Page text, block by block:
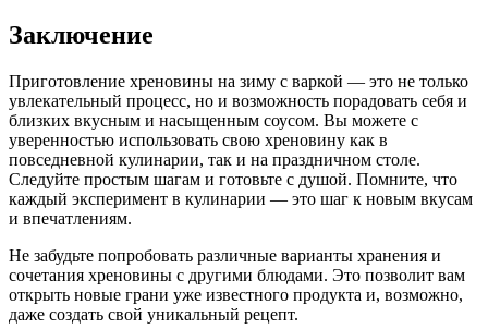
Заключение
Приготовление хреновины на зиму с варкой — это не только
увлекательный процесс, но и возможность порадовать себя и
близких вкусным и насыщенным соусом. Вы можете с
уверенностью использовать свою хреновину как в
повседневной кулинарии, так и на праздничном столе.
Следуйте простым шагам и готовьте с душой. Помните, что
каждый эксперимент в кулинарии — это шаг к новым вкусам
и впечатлениям.
Не забудьте попробовать различные варианты хранения и
сочетания хреновины с другими блюдами. Это позволит вам
открыть новые грани уже известного продукта и, возможно,
даже создать свой уникальный рецепт.